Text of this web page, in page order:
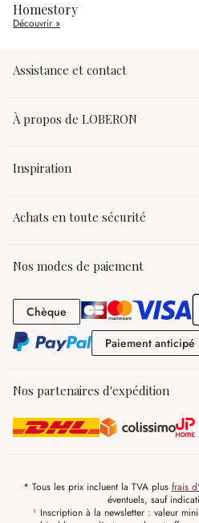
Homestory
Découvrir »
Assistance et contact
À propos de LOBERON
Inspiration
Achats en toute sécurité
Nos modes de paiement
Chèque Chèque
Paiement anticipé
Nos partenaires d'expédition
* Tous les prix incluent la TVA plus frais
éventuels, sauf
¹ Inscription à la newsletter : valeur